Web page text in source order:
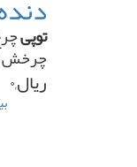
دنده
توپی
چرخش
ریال,۰